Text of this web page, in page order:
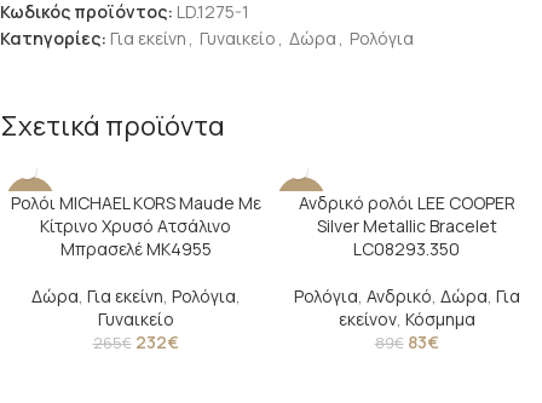
Κωδικός προϊόντος: LD.1275-1
Κατηγορίες: Για εκείνη , Γυναικείο , Δώρα , Ρολόγια
Σχετικά προϊόντα
-12%
Ρολόι MICHAEL KORS Maude Με
Κίτρινο Χρυσό Ατσάλινο
Μπρασελέ MK4955
Δώρα, Για εκείνη, Ρολόγια,
Γυναικείο
265€ 232€
-7%
Ανδρικό ρολόι LEE COOPER
Silver Metallic Bracelet
LC08293.350
Ρολόγια, Ανδρικό, Δώρα, Για
εκείνον, Κόσμημα
89€ 83€